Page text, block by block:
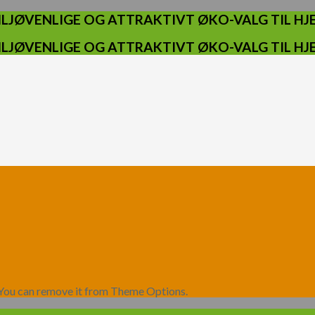
OG ATTRAKTIVT ØKO-VALG TIL
OG ATTRAKTIVT ØKO-VALG TIL
can remove it from Theme Options.